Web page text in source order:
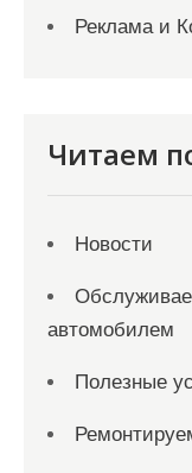
Реклама и
Читаем
Новости
автомобилем
Полезные